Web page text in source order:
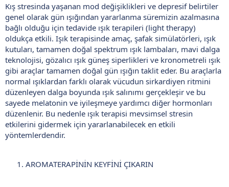
Kış stresinda yaşanan mod değişiklikleri ve depresif belirtiler
genel olarak gün ışığından yararlanma süremizin azalmasına
bağlı olduğu için tedavide ışık terapileri (light therapy)
oldukça etkili. Işık terapisinde amaç, şafak simülatörleri, ışık
kutuları, tamamen doğal spektrum ışık lambaları, mavi dalga
teknolojisi, gözalıcı ışık güneş siperlikleri ve kronometreli ışık
gibi araçlar tamamen doğal gün ışığın taklit eder. Bu araçlarla
normal ışıklardan farklı olarak vücudun sirkardiyen ritmini
düzenleyen dalga boyunda ışık salınımı gerçekleşir ve bu
sayede melatonin ve iyileşmeye yardımcı diğer hormonları
düzenlenir. Bu nedenle ışık terapisi mevsimsel stresin
etkilerini gidermek için yararlanabilecek en etkili
yöntemlerdendir.
AROMATERAPİNİN KEYFİNİ ÇIKARIN